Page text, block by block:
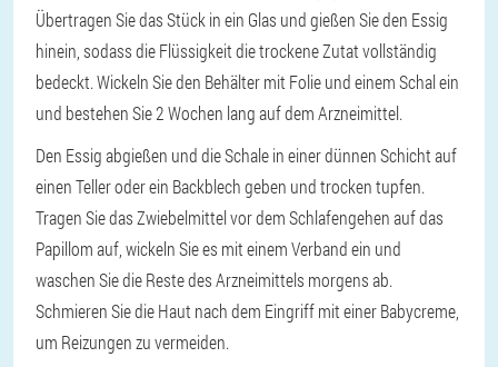
Übertragen Sie das Stück in ein Glas und gießen Sie den Essig
hinein, sodass die Flüssigkeit die trockene Zutat vollständig
bedeckt. Wickeln Sie den Behälter mit Folie und einem Schal ein
und bestehen Sie 2 Wochen lang auf dem Arzneimittel.
Den Essig abgießen und die Schale in einer dünnen Schicht auf
einen Teller oder ein Backblech geben und trocken tupfen.
Tragen Sie das Zwiebelmittel vor dem Schlafengehen auf das
Papillom auf, wickeln Sie es mit einem Verband ein und
waschen Sie die Reste des Arzneimittels morgens ab.
Schmieren Sie die Haut nach dem Eingriff mit einer Babycreme,
um Reizungen zu vermeiden.